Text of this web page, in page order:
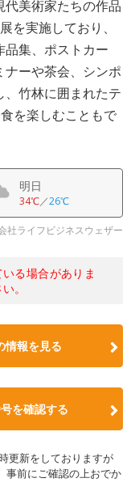
美術家たちの作品
を実施しており、
集、ポストカー
ナーや茶会、シンポ
、竹林に囲まれたテ
を楽しむこともで
明日
34℃／26℃
社ライフビジネスウェザー
る場合がありま
。
情報を見る
を確認する
更新をしておりますが
事前にご確認の上おでか